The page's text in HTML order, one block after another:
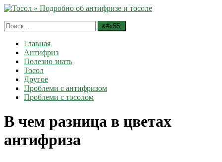
Главная
Антифриз
Полезно знать
Тосол
Другое
Проблеми с антифризом
Проблеми с тосолом
В чем разница в цветах
антифриза